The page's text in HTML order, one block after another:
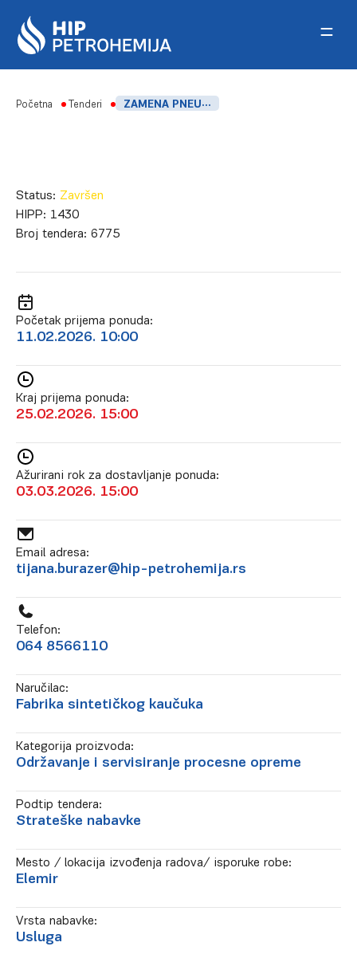
Početna Tenderi ZAMENA PNEUMATSKIH PISAČA DIGITALNIM REKORDERIMA
Status: Završen
HIPP: 1430
Broj tendera: 6775
Početak prijema ponuda:
11.02.2026. 10:00
Kraj prijema ponuda:
25.02.2026. 15:00
Ažurirani rok za dostavljanje ponuda:
03.03.2026. 15:00
Email adresa:
tijana.burazer@hip-petrohemija.rs
Telefon:
064 8566110
Naručilac:
Fabrika sintetičkog kaučuka
Kategorija proizvoda:
Održavanje i servisiranje procesne opreme
Podtip tendera:
Strateške nabavke
Mesto / lokacija izvođenja radova/ isporuke robe:
Elemir
Vrsta nabavke:
Usluga